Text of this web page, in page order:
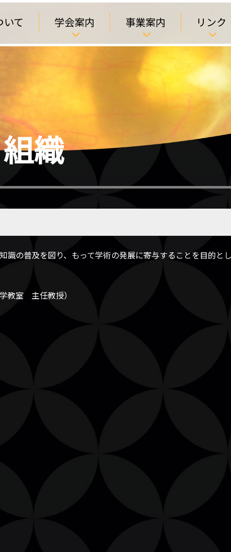
いて 学会案内 事業案内 リンク
組織
の普及を図り、もって学術の発展に寄与することを目的とし
室 主任教授）